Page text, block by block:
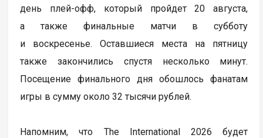
день плей-офф, который пройдет 20 августа,
а также финальные матчи в субботу
и воскресенье. Оставшиеся места на пятницу
также закончились спустя несколько минут.
Посещение финального дня обошлось фанатам
игры в сумму около 32 тысячи рублей.
Напомним, что The International 2026 будет